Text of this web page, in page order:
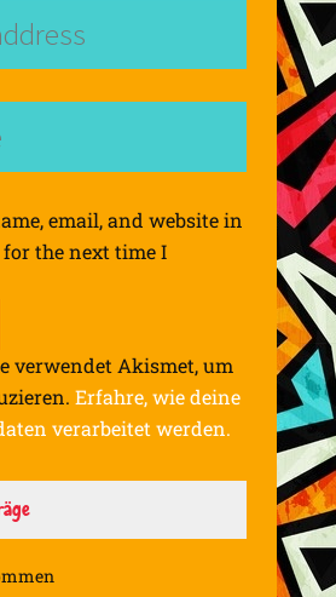
email, and website in
the next time I
verwendet Akismet, um
Erfahre, wie deine
verarbeitet werden.